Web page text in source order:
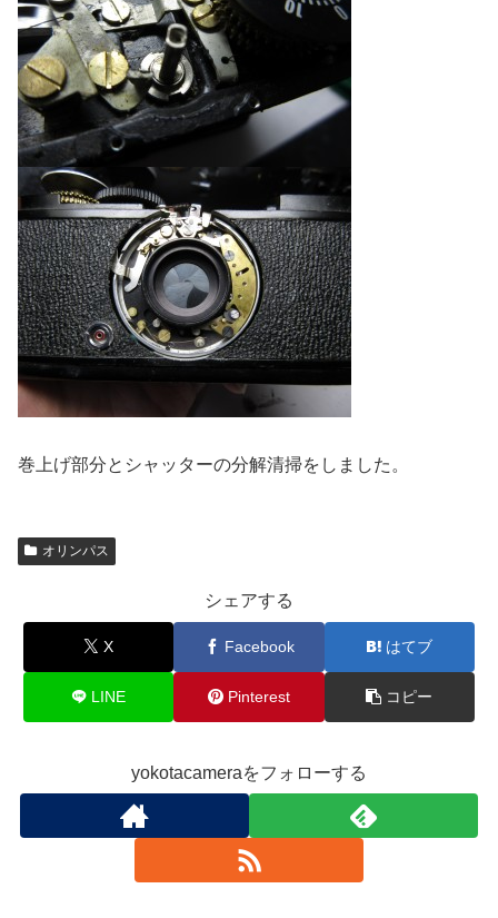
巻上げ部分とシャッターの分解清掃をしました。
オリンパス
シェアする
X Facebook はてブ
LINE Pinterest コピー
yokotacameraをフォローする